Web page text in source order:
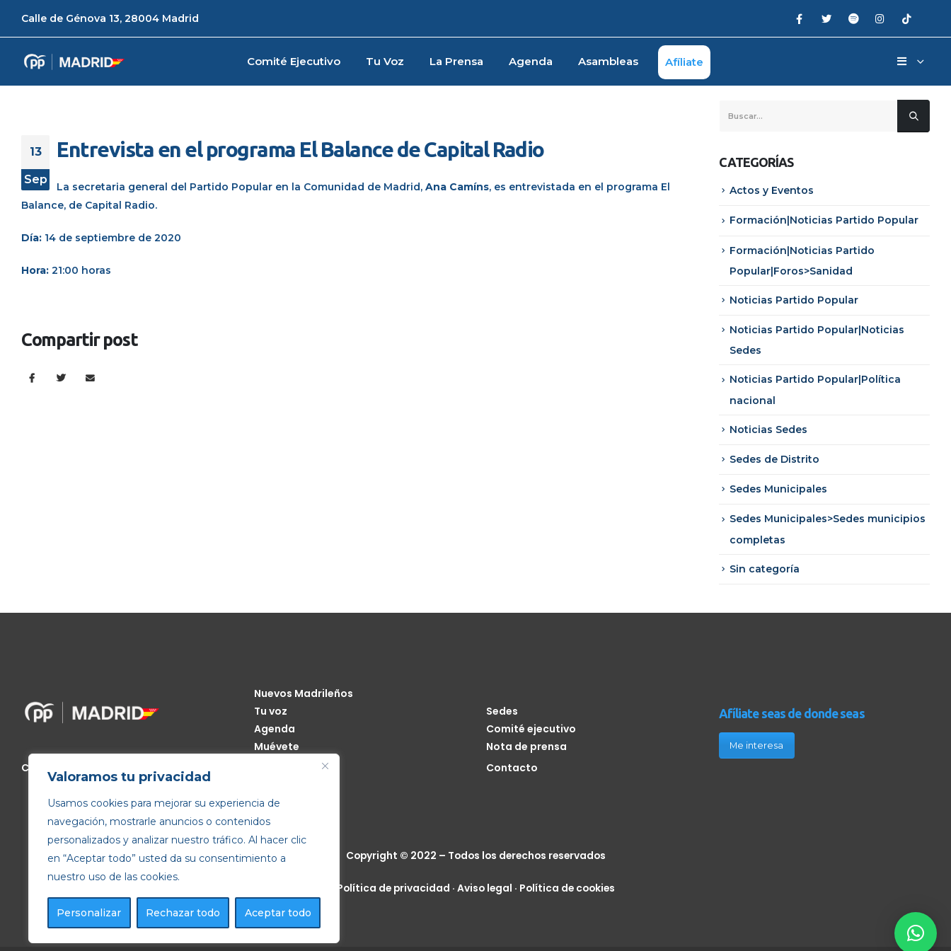
Valoramos tu privacidad
Usamos cookies para mejorar su experiencia de
navegación, mostrarle anuncios o contenidos
personalizados y analizar nuestro tráfico. Al hacer clic
en “Aceptar todo” usted da su consentimiento a
nuestro uso de las cookies.
Personalizar Rechazar todo Aceptar todo
Calle de Génova 13, 28004 Madrid
Comité Ejecutivo Tu Voz La Prensa Agenda Asambleas Afíliate
13
Sep
Entrevista en el programa El Balance de Capital Radio
La secretaria general del Partido Popular en la Comunidad de Madrid, Ana Camíns, es entrevistada en el programa El
Balance, de Capital Radio.
Día: 14 de septiembre de 2020
Hora: 21:00 horas
Compartir post
CATEGORÍAS
Actos y Eventos
Formación|Noticias Partido Popular
Formación|Noticias Partido
Popular|Foros>Sanidad
Noticias Partido Popular
Noticias Partido Popular|Noticias
Sedes
Noticias Partido Popular|Política
nacional
Noticias Sedes
Sedes de Distrito
Sedes Municipales
Sedes Municipales>Sedes municipios
completas
Sin categoría
Calle de Génova, 13, 28004 Madrid
Nuevos Madrileños
Tu voz
Agenda
Muévete
Sedes
Comité ejecutivo
Nota de prensa
Contacto
Afíliate seas de donde seas
Me interesa
Copyright © 2022 – Todos los derechos reservados
Política de privacidad · Aviso legal · Política de cookies